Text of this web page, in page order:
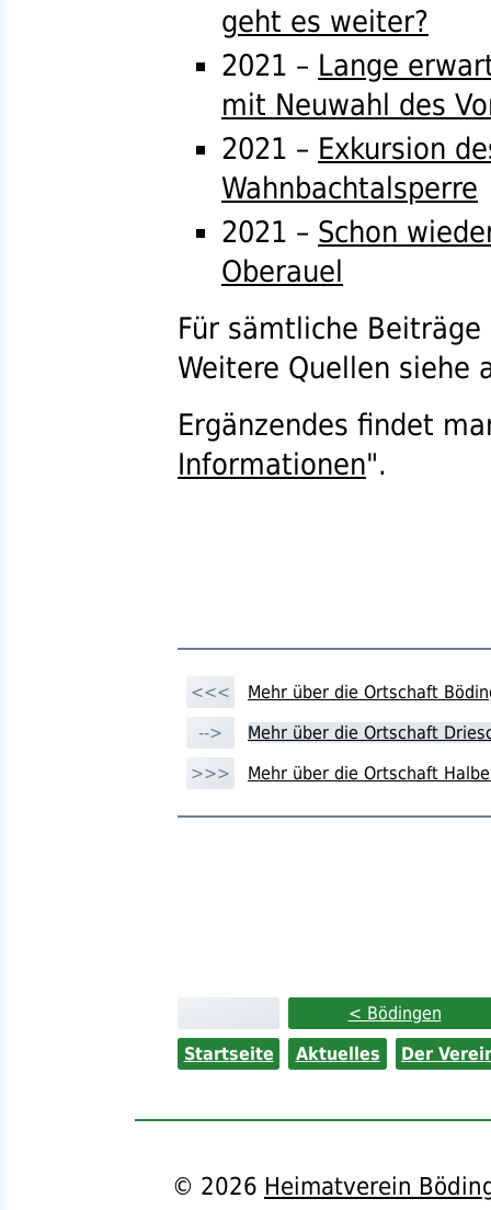
geht es weiter?
2021 – Lange
mit Neuwahl des
2021 – Exkursion
Wahnbachtalsperre
2021 – Schon
Oberauel
Für sämtliche
Weitere Quellen siehe
Ergänzendes findet
Informationen".
<<<
Mehr über die Ortschaft
-->
Mehr über die Ortschaft
>>>
Mehr über die Ortschaft
< Bödingen
Startseite
Aktuelles Der
© 2026 Heimatverein